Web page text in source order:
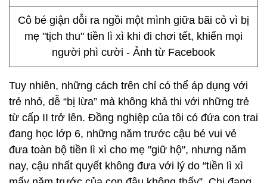
Cô bé giận dỗi ra ngồi một mình giữa bãi cỏ vì bị
mẹ "tịch thu" tiền lì xì khi đi chơi tết, khiến mọi
người phì cười - Ảnh từ Facebook
Tuy nhiên, những cách trên chỉ có thể áp dụng với
trẻ nhỏ, dễ “bị lừa” mà không khả thi với những trẻ
từ cấp II trở lên. Đồng nghiệp của tôi có đứa con trai
đang học lớp 6, những năm trước cậu bé vui vẻ
đưa toàn bộ tiền lì xì cho mẹ "giữ hộ", nhưng năm
nay, cậu nhất quyết không đưa với lý do “tiền lì xì